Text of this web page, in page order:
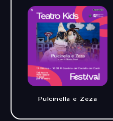
Pulcinella e Zeza